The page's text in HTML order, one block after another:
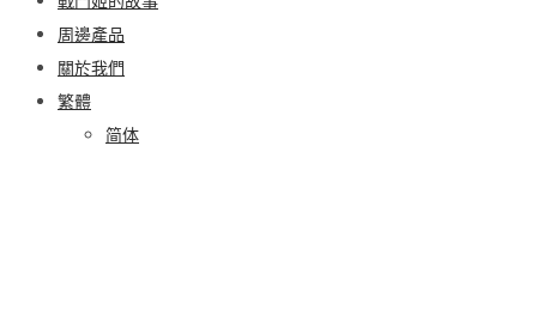
周邊產品
關於我們
繁體
简体